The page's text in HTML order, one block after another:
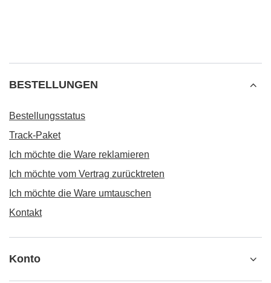
BESTELLUNGEN
Bestellungsstatus
Track-Paket
Ich möchte die Ware reklamieren
Ich möchte vom Vertrag zurücktreten
Ich möchte die Ware umtauschen
Kontakt
Konto